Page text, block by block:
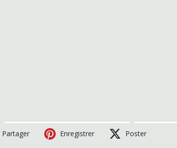
Partager Enregistrer Poster